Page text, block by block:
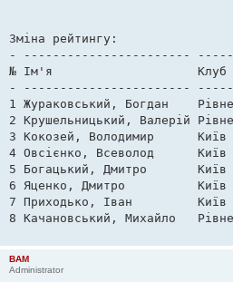
Зміна рейтингу:
- -----------------------
№ Ім'я                    Клуб
- -----------------------
1 Жураковський, Богдан
2 Крушельницький, Валерій
3 Кокозей, Володимир
4 Овсієнко, Всеволод
5 Богацький, Дмитро
6 Яценко, Дмитро
7 Приходько, Іван
BAM
Administrator